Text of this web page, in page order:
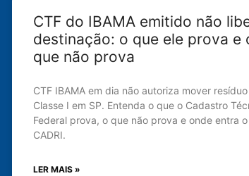
CTF do IBAMA emitido não
destinação: o que ele prova e
que não prova
CTF IBAMA em dia não autoriza mover resíduo
Classe I em SP. Entenda o que o Cadastro
Federal prova, o que não prova e onde entra o
CADRI.
LER MAIS »